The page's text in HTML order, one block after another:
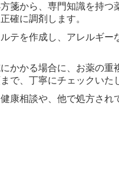
箋から、専門知識を持つ
確に調剤します。
テを作成し、アレルギー
かかる場合に、お薬の重
で、丁寧にチェックいた
康相談や、他で処方され